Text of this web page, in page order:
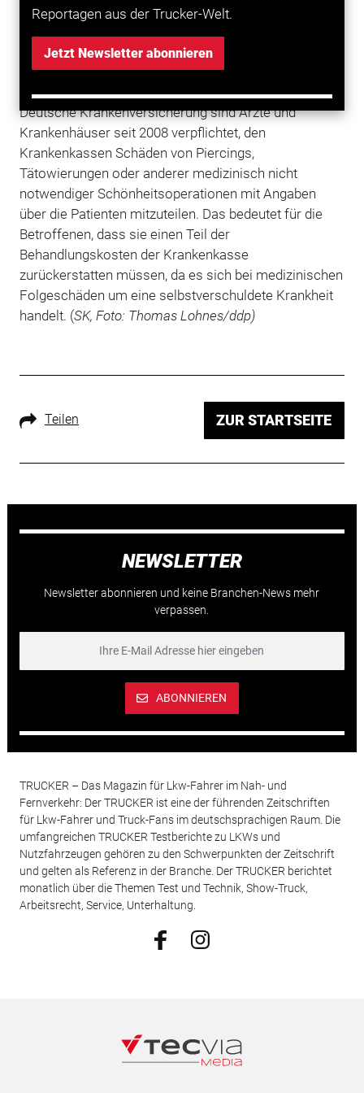
Reportagen aus der Trucker-Welt.
Jetzt Newsletter abonnieren
dauerhafte Verschönerungen in Form von Piercings
Schmerzhafte Entzündungen stehen dabei an erster
Stelle – dicht gefolgt von den finanziellen Folgen für
deren Behandlung. Denn laut den Experten derDKV
Deutsche Krankenversicherung sind Ärzte und
Krankenhäuser seit 2008 verpflichtet, den
Krankenkassen Schäden von Piercings,
Tätowierungen oder anderer medizinisch nicht
notwendiger Schönheitsoperationen mit Angaben
über die Patienten mitzuteilen. Das bedeutet für die
Betroffenen, dass sie einen Teil der
Behandlungskosten der Krankenkasse
zurückerstatten müssen, da es sich bei medizinischen
Folgeschäden um eine selbstverschuldete Krankheit
handelt. (SK, Foto: Thomas Lohnes/ddp)
Teilen ZUR STARTSEITE
NEWSLETTER
Newsletter abonnieren und keine Branchen-News mehr
verpassen.
ABONNIEREN
TRUCKER – Das Magazin für Lkw-Fahrer im Nah- und
Fernverkehr: Der TRUCKER ist eine der führenden Zeitschriften
für Lkw-Fahrer und Truck-Fans im deutschsprachigen Raum. Die
umfangreichen TRUCKER Testberichte zu LKWs und
Nutzfahrzeugen gehören zu den Schwerpunkten der Zeitschrift
und gelten als Referenz in der Branche. Der TRUCKER berichtet
monatlich über die Themen Test und Technik, Show-Truck,
Arbeitsrecht, Service, Unterhaltung.